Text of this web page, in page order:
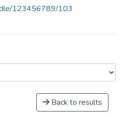
123456789/103
Back to results